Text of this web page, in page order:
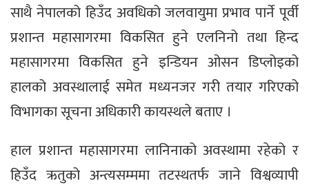
साथै नेपालको हिउँद अवधिको जलवायुमा प्रभाव पार्ने पूर्वी
प्रशान्त महासागरमा विकसित हुने एलनिनो तथा हिन्द
महासागरमा विकसित हुने इन्डियन ओसन डिप्लोइको
हालको अवस्थालाई समेत मध्यनजर गरी तयार गरिएको
विभागका सूचना अधिकारी कायस्थले बताए ।
हाल प्रशान्त महासागरमा लानिनाको अवस्थामा रहेको र
हिउँद ऋतुको अन्त्यसम्ममा तटस्थतर्फ जाने विश्वव्यापी